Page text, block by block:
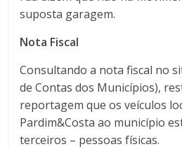
suposta garagem.
Nota Fiscal
Consultando a nota fiscal no
de Contas dos Municípios),
reportagem que os veículos
Pardim&Costa ao município
terceiros – pessoas físicas.